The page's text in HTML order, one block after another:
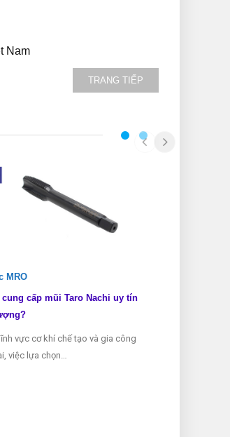
Nam
TRANG TIẾP
MRO
cung cấp mũi Taro Nachi uy tín
vực cơ khí chế tạo và gia công
việc lựa chọn…